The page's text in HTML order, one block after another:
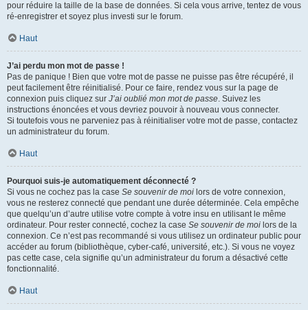
pour réduire la taille de la base de données. Si cela vous arrive, tentez de vous
ré-enregistrer et soyez plus investi sur le forum.
Haut
J’ai perdu mon mot de passe !
Pas de panique ! Bien que votre mot de passe ne puisse pas être récupéré, il
peut facilement être réinitialisé. Pour ce faire, rendez vous sur la page de
connexion puis cliquez sur J’ai oublié mon mot de passe. Suivez les
instructions énoncées et vous devriez pouvoir à nouveau vous connecter.
Si toutefois vous ne parveniez pas à réinitialiser votre mot de passe, contactez
un administrateur du forum.
Haut
Pourquoi suis-je automatiquement déconnecté ?
Si vous ne cochez pas la case Se souvenir de moi lors de votre connexion,
vous ne resterez connecté que pendant une durée déterminée. Cela empêche
que quelqu’un d’autre utilise votre compte à votre insu en utilisant le même
ordinateur. Pour rester connecté, cochez la case Se souvenir de moi lors de la
connexion. Ce n’est pas recommandé si vous utilisez un ordinateur public pour
accéder au forum (bibliothèque, cyber-café, université, etc.). Si vous ne voyez
pas cette case, cela signifie qu’un administrateur du forum a désactivé cette
fonctionnalité.
Haut